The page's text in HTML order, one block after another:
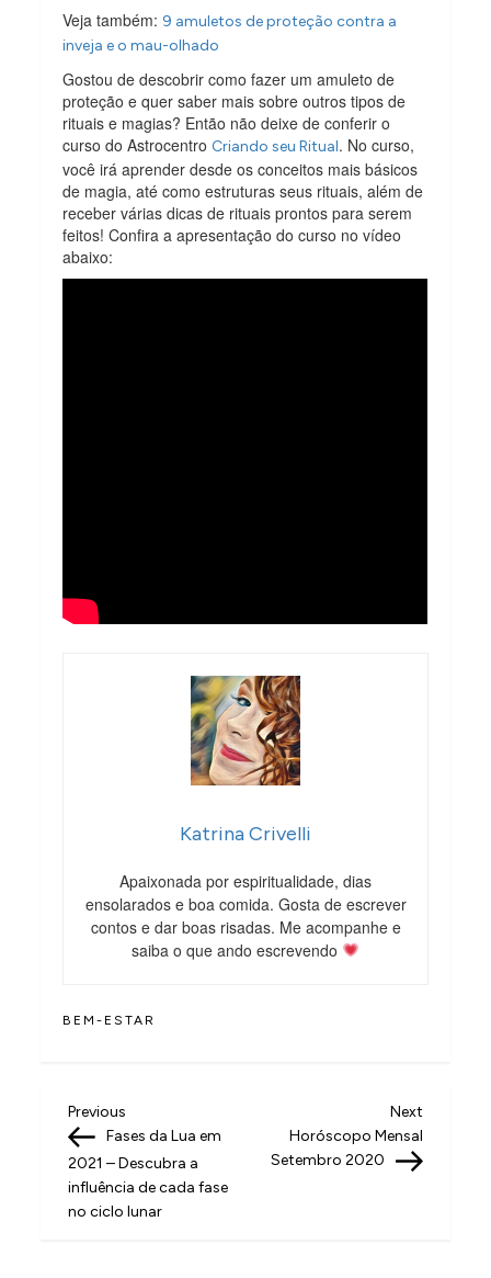
Veja também: 9 amuletos de proteção contra a
inveja e o mau-olhado
Gostou de descobrir como fazer um amuleto de
proteção e quer saber mais sobre outros tipos de
rituais e magias? Então não deixe de conferir o
curso do Astrocentro Criando seu Ritual. No curso,
você irá aprender desde os conceitos mais básicos
de magia, até como estruturas seus rituais, além de
receber várias dicas de rituais prontos para serem
feitos! Confira a apresentação do curso no vídeo
abaixo:
Katrina Crivelli
Apaixonada por espiritualidade, dias
ensolarados e boa comida. Gosta de escrever
contos e dar boas risadas. Me acompanhe e
saiba o que ando escrevendo
BEM-ESTAR
N
a
v
e
Previous
Post
Previous
Fases da Lua em
2021 – Descubra a
influência de cada fase
no ciclo lunar
Next
Post
Next
Horóscopo Mensal
Setembro 2020